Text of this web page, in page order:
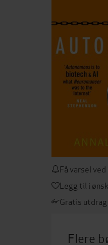
Få varsel
Legg til i
Gratis utdrag
Flere